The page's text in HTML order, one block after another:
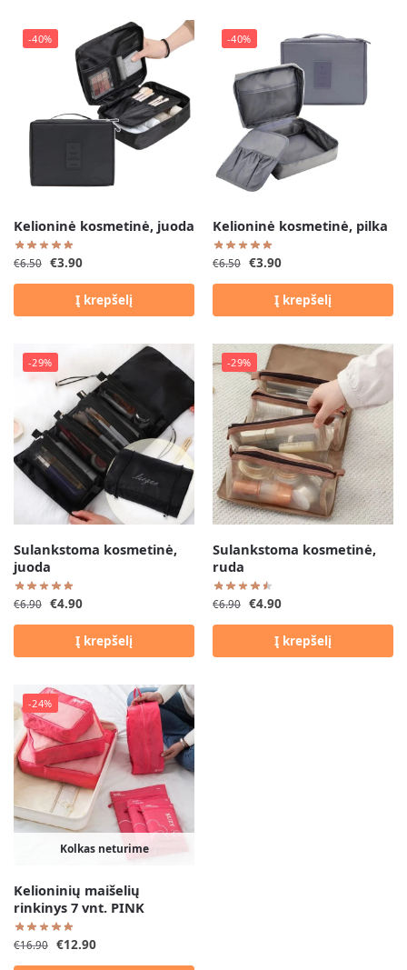
-40%
Kelioninė kosmetinė, juoda
€6.50 €3.90
Į krepšelį
-40%
Kelioninė kosmetinė, pilka
€6.50 €3.90
Į krepšelį
-29%
Sulankstoma kosmetinė,
juoda
€6.90 €4.90
Į krepšelį
-29%
Sulankstoma kosmetinė,
ruda
€6.90 €4.90
Į krepšelį
-24%
Kolkas neturime
Kelioninių maišelių
rinkinys 7 vnt. PINK
€16.90 €12.90